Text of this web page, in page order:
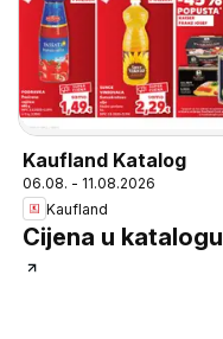
Kaufland Katalog
06.08. - 11.08.2026
Kaufland
Cijena u katalogu